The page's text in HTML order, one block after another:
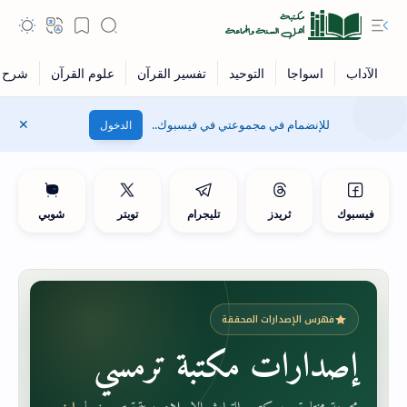
للإنضمام في مجموعتي في فيسبوك.. الدخول
فيسبوك ثريدز تليجرام تويتر شوبي
فهرس الإصدارات المحققة
إصدارات مكتبة ترمسي